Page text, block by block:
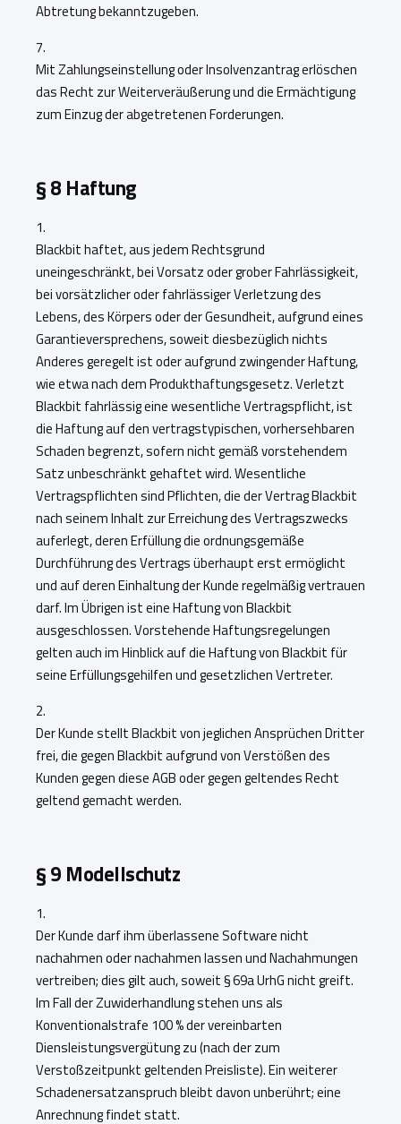
Abtretung bekanntzugeben.
7.
Mit Zahlungseinstellung oder Insolvenzantrag erlöschen
das Recht zur Weiterveräußerung und die Ermächtigung
zum Einzug der abgetretenen Forderungen.
§ 8 Haftung
1.
Blackbit haftet, aus jedem Rechtsgrund
uneingeschränkt, bei Vorsatz oder grober Fahrlässigkeit,
bei vorsätzlicher oder fahrlässiger Verletzung des
Lebens, des Körpers oder der Gesundheit, aufgrund eines
Garantieversprechens, soweit diesbezüglich nichts
Anderes geregelt ist oder aufgrund zwingender Haftung,
wie etwa nach dem Produkthaftungsgesetz. Verletzt
Blackbit fahrlässig eine wesentliche Vertragspflicht, ist
die Haftung auf den vertragstypischen, vorhersehbaren
Schaden begrenzt, sofern nicht gemäß vorstehendem
Satz unbeschränkt gehaftet wird. Wesentliche
Vertragspflichten sind Pflichten, die der Vertrag Blackbit
nach seinem Inhalt zur Erreichung des Vertragszwecks
auferlegt, deren Erfüllung die ordnungsgemäße
Durchführung des Vertrags überhaupt erst ermöglicht
und auf deren Einhaltung der Kunde regelmäßig vertrauen
darf. Im Übrigen ist eine Haftung von Blackbit
ausgeschlossen. Vorstehende Haftungsregelungen
gelten auch im Hinblick auf die Haftung von Blackbit für
seine Erfüllungsgehilfen und gesetzlichen Vertreter.
2.
Der Kunde stellt Blackbit von jeglichen Ansprüchen Dritter
frei, die gegen Blackbit aufgrund von Verstößen des
Kunden gegen diese AGB oder gegen geltendes Recht
geltend gemacht werden.
§ 9 Modellschutz
1.
Der Kunde darf ihm überlassene Software nicht
nachahmen oder nachahmen lassen und Nachahmungen
vertreiben; dies gilt auch, soweit § 69a UrhG nicht greift.
Im Fall der Zuwiderhandlung stehen uns als
Konventionalstrafe 100 % der vereinbarten
Diensleistungsvergütung zu (nach der zum
Verstoßzeitpunkt geltenden Preisliste). Ein weiterer
Schadenersatzanspruch bleibt davon unberührt; eine
Anrechnung findet statt.